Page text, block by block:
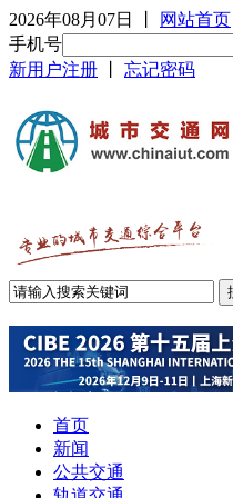
2026年08月07日 网站首页
手机号
新用户注册
忘记密码
首页
新闻
公共交通